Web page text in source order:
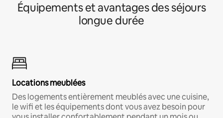
Équipements et avantages des séjours
longue durée
Locations meublées
Des logements entièrement meublés avec une cuisine,
le wifi et les équipements dont vous avez besoin pour